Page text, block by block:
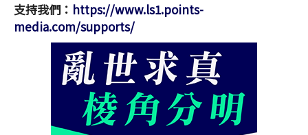
支持我們： https://www.ls1.points-
media.com/supports/